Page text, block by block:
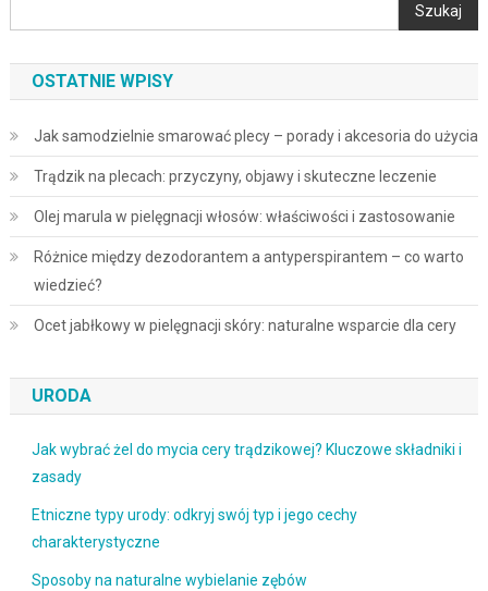
Szukaj
OSTATNIE WPISY
Jak samodzielnie smarować plecy – porady i akcesoria do użycia
Trądzik na plecach: przyczyny, objawy i skuteczne leczenie
Olej marula w pielęgnacji włosów: właściwości i zastosowanie
Różnice między dezodorantem a antyperspirantem – co warto
wiedzieć?
Ocet jabłkowy w pielęgnacji skóry: naturalne wsparcie dla cery
URODA
Jak wybrać żel do mycia cery trądzikowej? Kluczowe składniki i
zasady
Etniczne typy urody: odkryj swój typ i jego cechy
charakterystyczne
Sposoby na naturalne wybielanie zębów